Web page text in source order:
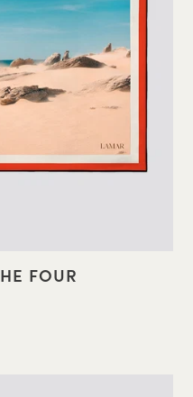
FOUR